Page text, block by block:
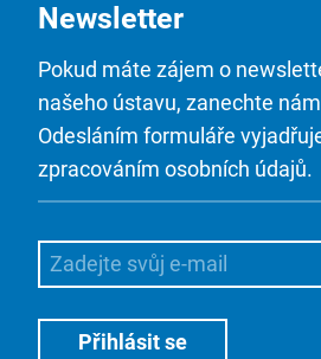
Newsletter
Pokud máte zájem o
našeho ústavu, zanechte
Odesláním formuláře
zpracováním osobních údajů.